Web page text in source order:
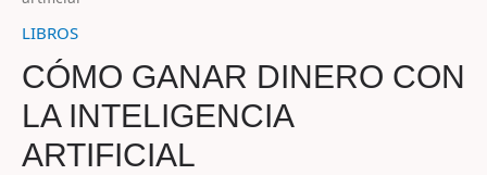
LIBROS
CÓMO GANAR DINERO CON
LA INTELIGENCIA
ARTIFICIAL